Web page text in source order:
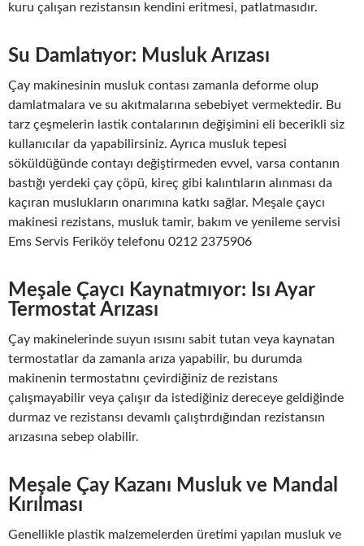
kuru çalışan rezistansın kendini eritmesi, patlatmasıdır.
Su Damlatıyor: Musluk Arızası
Çay makinesinin musluk contası zamanla deforme olup
damlatmalara ve su akıtmalarına sebebiyet vermektedir. Bu
tarz çeşmelerin lastik contalarının değişimini eli becerikli siz
kullanıcılar da yapabilirsiniz. Ayrıca musluk tepesi
söküldüğünde contayı değiştirmeden evvel, varsa contanın
bastığı yerdeki çay çöpü, kireç gibi kalıntıların alınması da
kaçıran muslukların onarımına katkı sağlar. Meşale çaycı
makinesi rezistans, musluk tamir, bakım ve yenileme servisi
Ems Servis Feriköy telefonu 0212 2375906
Meşale Çaycı Kaynatmıyor: Isı Ayar
Termostat Arızası
Çay makinelerinde suyun ısısını sabit tutan veya kaynatan
termostatlar da zamanla arıza yapabilir, bu durumda
makinenin termostatını çevirdiğiniz de rezistans
çalışmayabilir veya çalışır da istediğiniz dereceye geldiğinde
durmaz ve rezistansı devamlı çalıştırdığından rezistansın
arızasına sebep olabilir.
Meşale Çay Kazanı Musluk ve Mandal
Kırılması
Genellikle plastik malzemelerden üretimi yapılan musluk ve